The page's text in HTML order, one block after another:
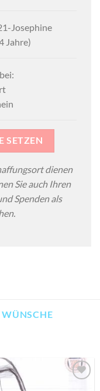
Josephine
Jahre)
SETZEN
dienen
Sie auch Ihren
Spenden als